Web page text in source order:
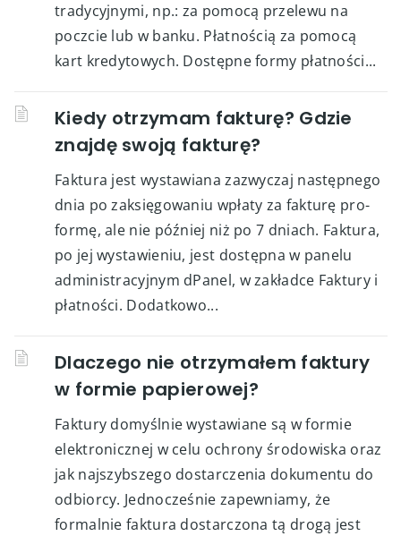
tradycyjnymi, np.: za pomocą przelewu na
poczcie lub w banku. Płatnością za pomocą
kart kredytowych. Dostępne formy płatności...
Kiedy otrzymam fakturę? Gdzie
znajdę swoją fakturę?
Faktura jest wystawiana zazwyczaj następnego
dnia po zaksięgowaniu wpłaty za fakturę pro-
formę, ale nie później niż po 7 dniach. Faktura,
po jej wystawieniu, jest dostępna w panelu
administracyjnym dPanel, w zakładce Faktury i
płatności. Dodatkowo...
Dlaczego nie otrzymałem faktury
w formie papierowej?
Faktury domyślnie wystawiane są w formie
elektronicznej w celu ochrony środowiska oraz
jak najszybszego dostarczenia dokumentu do
odbiorcy. Jednocześnie zapewniamy, że
formalnie faktura dostarczona tą drogą jest